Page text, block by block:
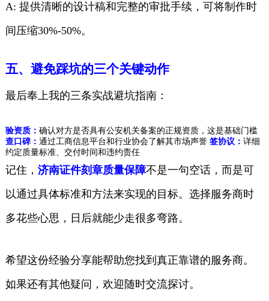
A: 提供清晰的设计稿和完整的审批手续，可将制作时
间压缩30%-50%。
五、避免踩坑的三个关键动作
最后奉上我的三条实战避坑指南：
验资质： 确认对方是否具有公安机关备案的正规资质，这是基础门槛
查口碑： 通过工商信息平台和行业协会了解其市场声誉 签协议： 详细
约定质量标准、交付时间和违约责任
记住， 济南证件刻章质量保障不是一句空话，而是可
以通过具体标准和方法来实现的目标。选择服务商时
多花些心思，日后就能少走很多弯路。
希望这份经验分享能帮助您找到真正靠谱的服务商。
如果还有其他疑问，欢迎随时交流探讨。